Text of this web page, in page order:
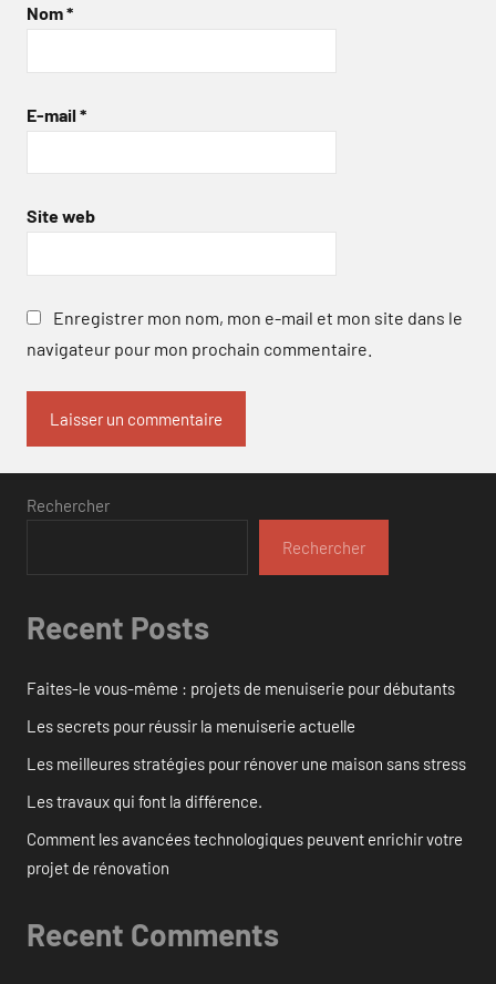
Nom*
E-mail *
Site web
Enregistrer mon nom, mon e-mail et mon site dans le
navigateur pour mon prochain commentaire.
Rechercher
Rechercher
Recent Posts
Faites-le vous-même : projets de menuiserie pour débutants
Les secrets pour réussir la menuiserie actuelle
Les meilleures stratégies pour rénover une maison sans stress
Les travaux qui font la différence.
Comment les avancées technologiques peuvent enrichir votre
projet de rénovation
Recent Comments